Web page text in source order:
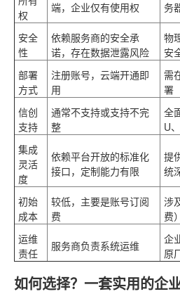
权
端，企业仅有使用权
务
安全
性
依赖服务商的安全承
诺，存在数据泄露风险
物
安
部署
方式
注册账号，云端开通即
用
需
署
信创
支持
通常不支持或支持不完
整
全
U
集成
灵活
度
依赖平台开放的标准化
接口，定制能力有限
提
统
初始
成本
较低，主要是账号订阅
费
涉
费
运维
责任
服务商负责系统运维
企
原
如何选择？一套实用的企